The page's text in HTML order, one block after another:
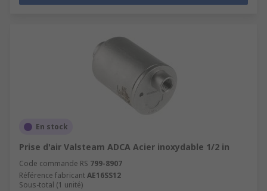
En stock
Prise d'air Valsteam ADCA Acier inoxydable 1/2 in
Code commande RS 799-8907
Référence fabricantAE16SS12
Sous-total (1 unité)